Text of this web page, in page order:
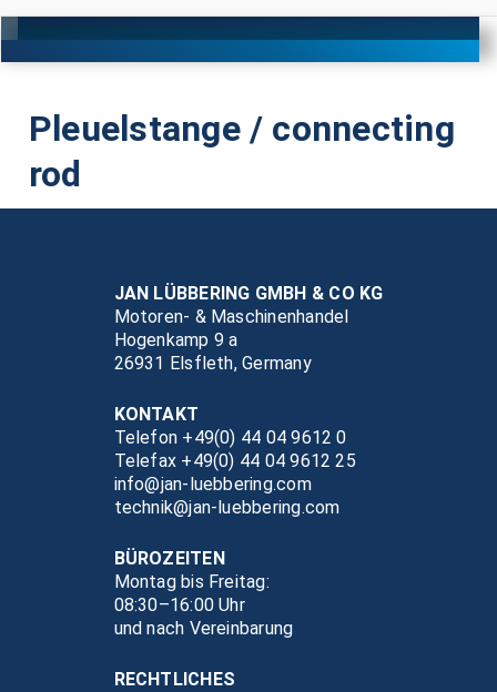
Pleuelstange / connecting
rod
JAN LÜBBERING GMBH & CO KG
Motoren- & Maschinenhandel
Hogenkamp 9 a
26931 Elsfleth, Germany
KONTAKT
Telefon +49(0) 44 04 9612 0
Telefax +49(0) 44 04 9612 25
info@jan-luebbering.com
technik@jan-luebbering.com
BÜROZEITEN
Montag bis Freitag:
08:30–16:00 Uhr
und nach Vereinbarung
RECHTLICHES